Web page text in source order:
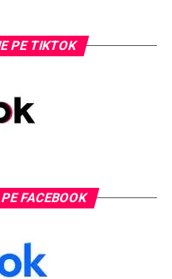
PE TIKTOK
FACEBOOK